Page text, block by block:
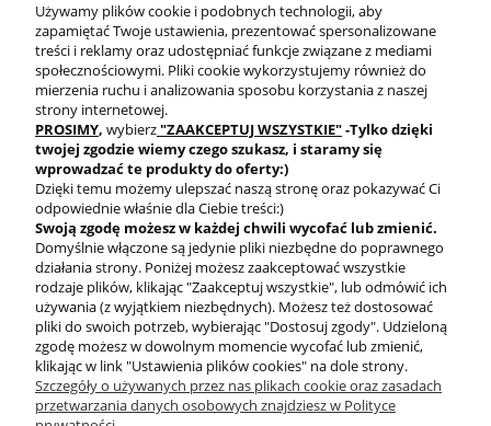
DARMOWA DOSTAWA PRODUKTY OD RĘKI
BEZPIECZNE
PŁATNOŚCI
Używamy plików cookie i podobnych technologii, aby
zapamiętać Twoje ustawienia, prezentować spersonalizowane
treści i reklamy oraz udostępniać funkcje związane z mediami
społecznościowymi. Pliki cookie wykorzystujemy również do
mierzenia ruchu i analizowania sposobu korzystania z naszej
strony internetowej.
PROSIMY, wybierz"ZAAKCEPTUJ WSZYSTKIE"-Tylko dzięki
twojej zgodziewiemy czego szukasz, i staramy się
wprowadzać te produkty do oferty:)
Dzięki temu możemy ulepszać naszą stronę oraz pokazywać Ci
odpowiednie właśnie dla Ciebie treści:)
Swoją zgodę możesz w każdej chwili wycofać lub zmienić.
Domyślnie włączone są jedynie pliki niezbędne do poprawnego
działania strony. Poniżej możesz zaakceptować wszystkie
rodzaje plików, klikając "Zaakceptuj wszystkie", lub odmówić ich
używania (z wyjątkiem niezbędnych). Możesz też dostosować
pliki do swoich potrzeb, wybierając "Dostosuj zgody". Udzieloną
zgodę możesz w dowolnym momencie wycofać lub zmienić,
klikając w link "Ustawienia plików cookies" na dole strony.
Szczegóły o używanych przez nas plikach cookie oraz zasadach
przetwarzania danych osobowych znajdziesz w Polityce